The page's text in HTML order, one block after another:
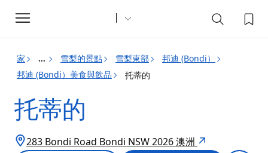
Toggle
navigation
家 ... 雪梨的景點 雪梨東部
邦迪 (Bondi）
邦迪 (Bondi）美食與飲品
托蒂的
托蒂的
283 Bondi Road Bondi NSW 2026 澳洲